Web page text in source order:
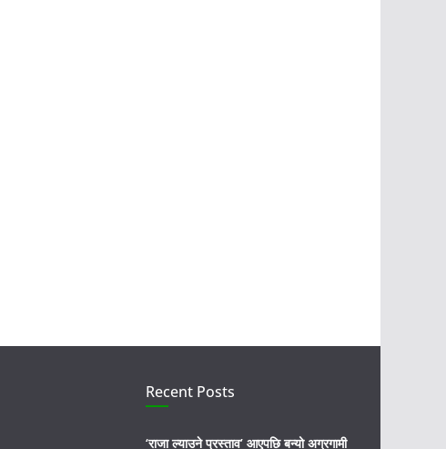
Recent Posts
‘राजा ल्याउने प्रस्ताव’ आएपछि बन्यो अग्रगामी